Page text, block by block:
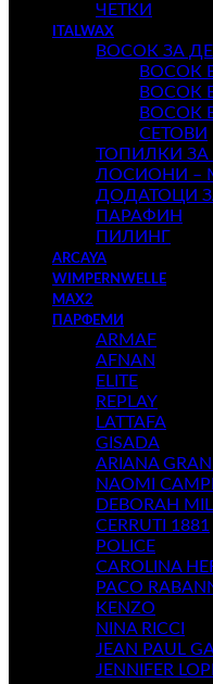
ЧЕТКИ
ITALWAX
ВОСОК ЗА
ВОСОК
ВОСОК
ВОСОК
СЕТОВИ
ТОПИЛКИ
ЛОСИОНИ –
ДОДАТОЦИ
ПАРАФИН
ПИЛИНГ
ARCAYA
WIMPERNWELLE
MAX2
ПАРФЕМИ
ARMAF
AFNAN
ELITE
REPLAY
LATTAFA
GISADA
ARIANA
NAOMI
DEBORAH
CERRUTI 1881
POLICE
CAROLINA
PACO
KENZO
NINA RICCI
JEAN PAUL
JENNIFER